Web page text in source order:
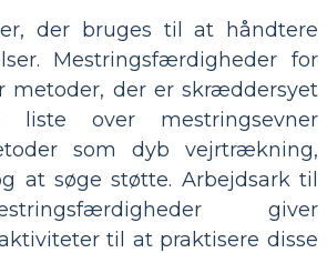
der bruges til at håndtere
Mestringsfærdigheder for
metoder, der er skræddersyet
over mestringsevner
som dyb vejrtrækning,
at søge støtte. Arbejdsark til
giver
til at praktisere disse